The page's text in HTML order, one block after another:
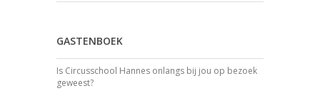
GASTENBOEK
Is Circusschool Hannes onlangs bij jou op bezoek
geweest?